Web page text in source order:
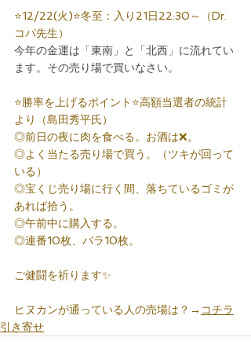
⭐12/22(火)⭐冬至：入り21日22:30～（Dr.
コパ先生）
今年の金運は「東南」と「北西」に流れてい
ます。その売り場で買いなさい。
⭐勝率を上げるポイント⭐高額当選者の統計
より（島田秀平氏）
◎前日の夜に肉を食べる。お酒は❌。
◎よく当たる売り場で買う。（ツキが回って
いる）
◎宝くじ売り場に行く間、落ちているゴミが
あれば拾う。
◎午前中に購入する。
◎連番10枚、バラ10枚。
ご健闘を祈ります✨
ヒヌカンが通っている人の売場は？→ コチラ
引き寄せ